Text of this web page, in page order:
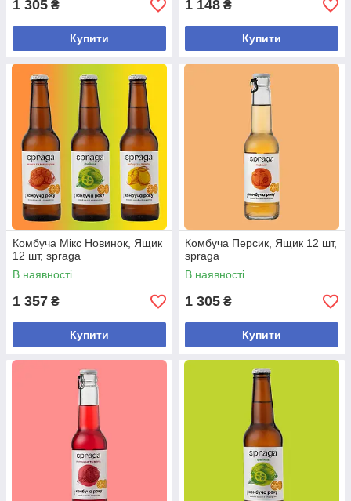
1 305 ₴
Купити
1 148 ₴
Купити
Комбуча Мікс Новинок, Ящик
12 шт, spraga
В наявності
1 357 ₴
Купити
Комбуча Персик, Ящик 12 шт,
spraga
В наявності
1 305 ₴
Купити